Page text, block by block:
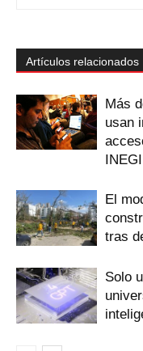
Artículos relacionados
Más
usan
INEGI
El
tras
Solo